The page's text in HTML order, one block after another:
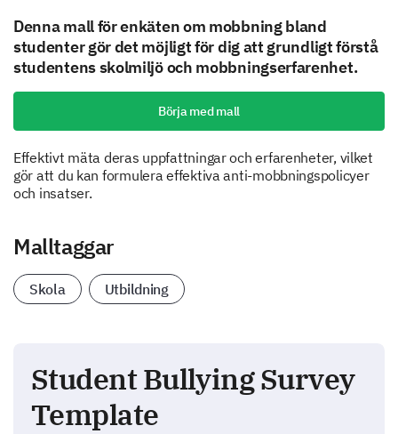
Denna mall för enkäten om mobbning bland
studenter gör det möjligt för dig att grundligt förstå
studentens skolmiljö och mobbningserfarenhet.
Börja med mall
Effektivt mäta deras uppfattningar och erfarenheter, vilket
gör att du kan formulera effektiva anti-mobbningspolicyer
och insatser.
Malltaggar
Skola Utbildning
Student Bullying Survey
Template